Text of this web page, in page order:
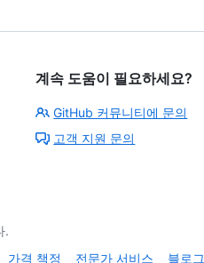
계속 도움이 필요하세요?
GitHub 커뮤니티에 문의
고객 지원 문의
.
가격 책정 전문가 서비스 블로그